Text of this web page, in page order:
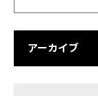
アーカイブ